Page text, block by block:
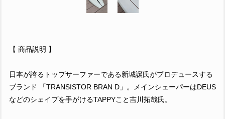
【 商品説明 】
日本が誇るトップサーファーである新城譲氏がプロデュースする
ブランド 「TRANSISTOR BRAN D」。メインシェーパーはDEUS
などのシェイプを手がけるTAPPYこと吉川拓哉氏。